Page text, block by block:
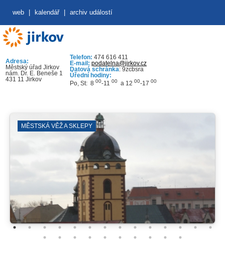
web kalendář archiv událostí
Adresa:
Městský úřad Jirkov
nám. Dr. E. Beneše 1
431 11 Jirkov
Telefon: 474 616 411
E-mail: podatelna@jirkov.cz
Datová schránka: 9zcbsra
Úřední hodiny:
Po, St: 8 00-11 00 a 12 00-17 00
MĚSTSKÁ VĚŽ A SKLEPY